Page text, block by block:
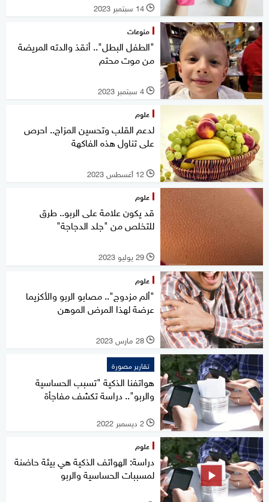
l 14 سبتمبر 2023
منوعات
"الطفل البطل".. أنقذ والدته المريضة
من موت محتم
l 4 سبتمبر 2023
علوم
لدعم القلب وتحسين المزاج.. احرص
على تناول هذه الفاكهة
l 12 أغسطس 2023
علوم
قد يكون علامة على الربو.. طرق
للتخلص من "جلد الدجاجة"
l 29 يوليو 2023
علوم
"ألم مزدوج".. مصابو الربو والأكزيما
عرضة لهذا المرض الموهن
l 28 مارس 2023
تقارير مصورة
هواتفنا الذكية "تسبب الحساسية
والربو".. دراسة تكشف مفاجأة
l 2 ديسمبر 2022
علوم
دراسة: الهواتف الذكية هي بيئة حاضنة
لمسببات الحساسية والربو